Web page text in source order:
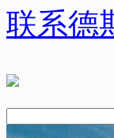
联系德